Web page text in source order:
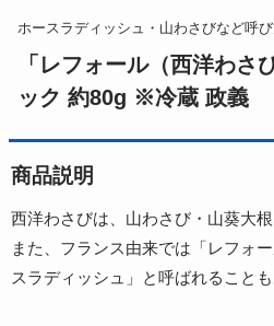
ホースラディッシュ・山わさびなど呼
「レフォール（西洋わさ
ック 約80g ※冷蔵 政義
商品説明
西洋わさびは、山わさび・山葵大根
また、フランス由来では「レフォ
スラディッシュ」と呼ばれることも